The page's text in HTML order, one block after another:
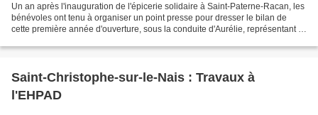
Un an après l'inauguration de l'épicerie solidaire à Saint-Paterne-Racan, les
bénévoles ont tenu à organiser un point presse pour dresser le bilan de
cette première année d'ouverture, sous la conduite d'Aurélie, représentant le
Saint-Christophe-sur-le-Nais : Travaux à
l'EHPAD